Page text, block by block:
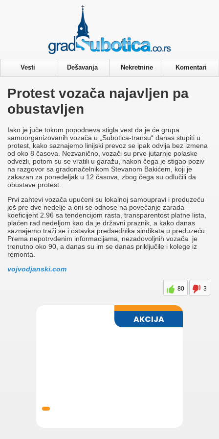
Vesti Dešavanja Nekretnine Komentari
Protest vozača najavljen pa
obustavljen
Iako je juče tokom popodneva stigla vest da je će grupa
samoorganizovanih vozača u „Subotica-transu“ danas stupiti u
protest, kako saznajemo linijski prevoz se ipak odvija bez izmena
od oko 8 časova. Nezvanično, vozači su prve jutarnje polaske
odvezli, potom su se vratili u garažu, nakon čega je stigao poziv
na razgovor sa gradonačelnikom Stevanom Bakićem, koji je
zakazan za ponedeljak u 12 časova, zbog čega su odlučili da
obustave protest.
Prvi zahtevi vozača upućeni su lokalnoj samoupravi i preduzeću
još pre dve nedelje a oni se odnose na povećanje zarada –
koeficijent 2.96 sa tendencijom rasta, transparentost platne lista,
plaćen rad nedeljom kao da je državni praznik, a kako danas
saznajemo traži se i ostavka predsednika sindikata u preduzeću.
Prema nepotrvđenim informacijama, nezadovoljnih vozača je
trenutno oko 90, a danas su im se danas priključile i kolege iz
remonta.
vojvodjanski.com
80 3
Privacy & Cookies Policy